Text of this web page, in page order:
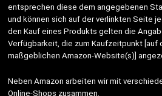
entsprechen diese dem angegebenen
und können sich auf der verlinkten Seite
den Kauf eines Produkts gelten die
Verfügbarkeit, die zum Kaufzeitpunkt [auf
maßgeblichen Amazon-Website(s)]
Neben Amazon arbeiten wir mit
Online-Shops zusammen.